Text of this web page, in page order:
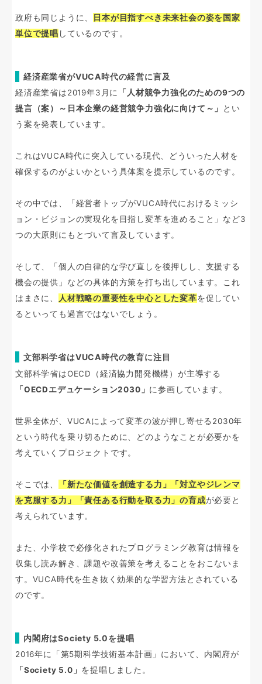
政府も同じように、
日本が目指すべき未来社会の姿を国家
単位で提唱 しているのです。
経済産業省がVUCA時代の経営に言及
経済産業省は2019年3月に
「人材競争力強化のための9つの
提言（案）～日本企業の経営競争力強化に向けて～」
とい
う案を発表しています。
これはVUCA時代に突入している現代、どういった人材を
確保するのがよいかという具体案を提示しているのです。
その中では、「経営者トップがVUCA時代におけるミッシ
ョン・ビジョンの実現化を目指し変革を進めること」など3
つの大原則にもとづいて言及しています。
そして、「個人の自律的な学び直しを後押しし、支援する
機会の提供」などの具体的方策を打ち出しています。これ
はまさに、
人材戦略の重要性を中心とした変革を促してい
るといっても過言ではないでしょう。
文部科学省はVUCA時代の教育に注目
文部科学省はOECD（経済協力開発機構）が主導する
「OECDエデュケーション2030」 に参画しています。
世界全体が、VUCAによって変革の波が押し寄せる2030年
という時代を乗り切るために、どのようなことが必要かを
考えていくプロジェクトです。
そこでは、
「新たな価値を創造する力」「対立やジレンマ
を克服する力」「責任ある行動を取る力」の育成が必要と
考えられています。
また、小学校で必修化されたプログラミング教育は情報を
収集し読み解き、課題や改善策を考えることをおこないま
す。VUCA時代を生き抜く効果的な学習方法とされている
のです。
内閣府はSociety 5.0を提唱
2016年に「第5期科学技術基本計画」において、内閣府が
「Society 5.0」 を提唱しました。